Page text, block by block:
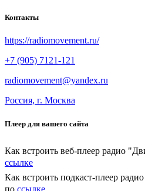
Контакты
https://radiomovement.ru/
+7 (905) 7121-121
radiomovement@yandex.ru
Россия, г. Москва
Плеер для вашего сайта
Как встроить веб-плеер радио
ссылке
Как встроить подкаст-плеер
по ссылке